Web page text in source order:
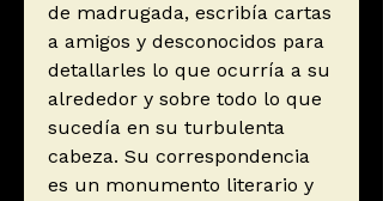
de madrugada, escribía cartas
a amigos y desconocidos para
detallarles lo que ocurría a su
alrededor y sobre todo lo que
sucedía en su turbulenta
cabeza. Su correspondencia
es un monumento literario y